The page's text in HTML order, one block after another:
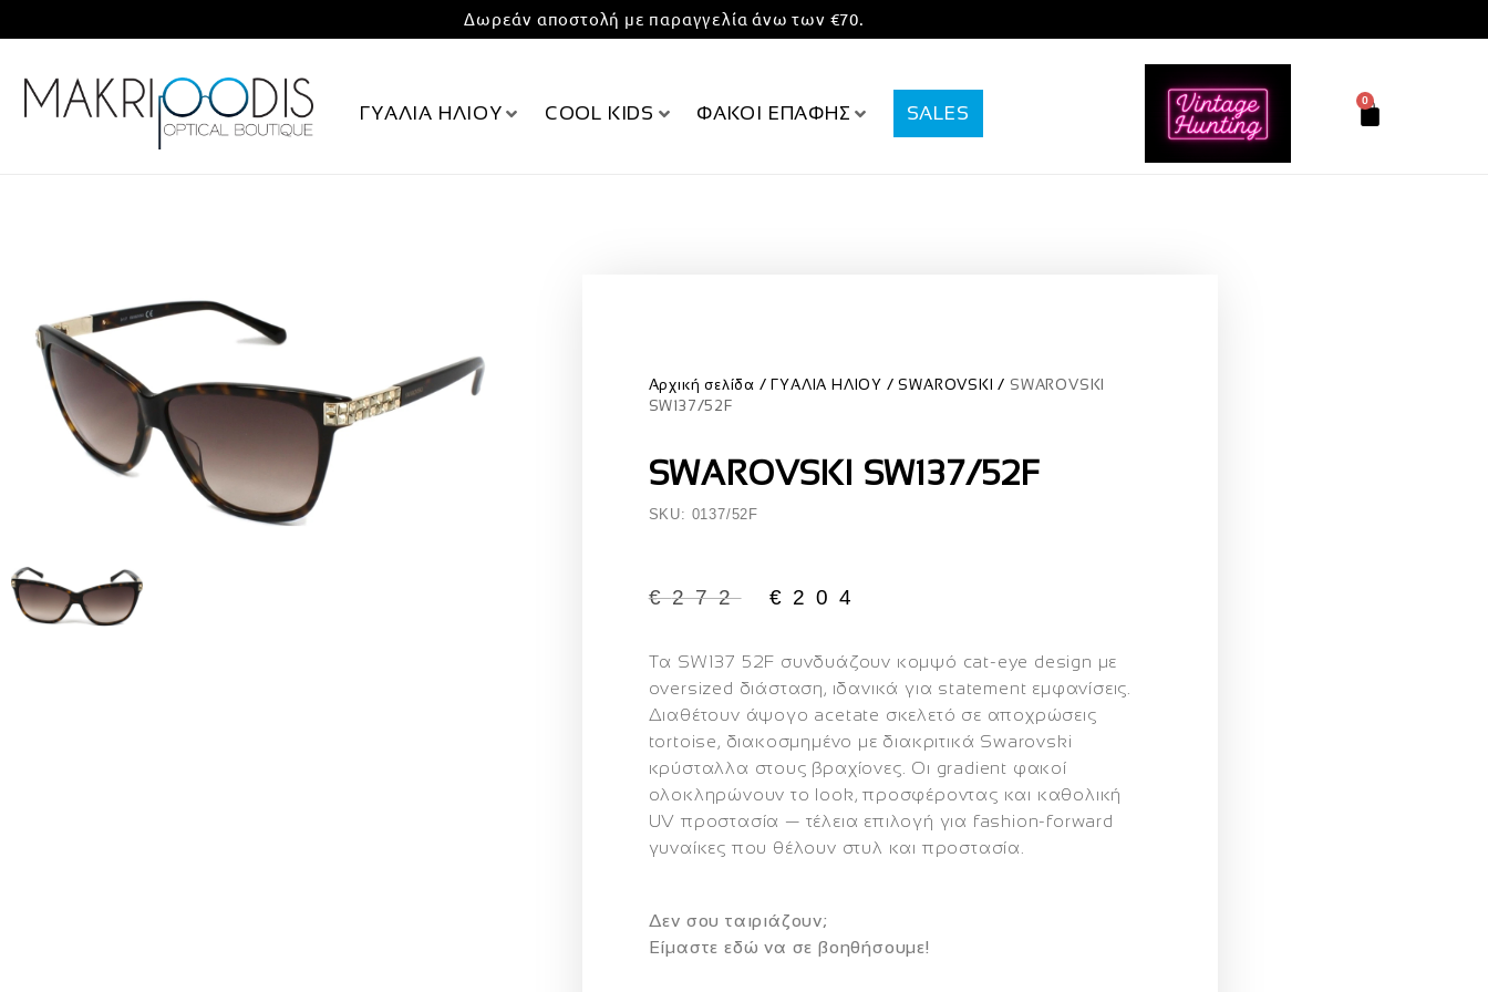
Δωρεάν αποστολή με παραγγελία άνω των €70.
ΓΥΑΛΙΑ ΗΛΙΟΥ COOL KIDS ΦΑΚΟΙ ΕΠΑΦΗΣ SALES
0
Αρχική σελίδα ΓΥΑΛΙΑ ΗΛΙΟΥ SWAROVSKI
SWAROVSKI
SW137/52F
SWAROVSKI SW137/52F
SKU: 0137/52F
€272 € 204
Τα SW137 52F συνδυάζουν κομψό cat‑eye design με
oversized διάσταση, ιδανικά για statement εμφανίσεις.
Διαθέτουν άψογο acetate σκελετό σε αποχρώσεις
tortoise, διακοσμημένο με διακριτικά Swarovski
κρύσταλλα στους βραχίονες . Οι gradient φακοί
ολοκληρώνουν το look, προσφέροντας και καθολική
UV προστασία — τέλεια επιλογή για fashion-forward
γυναίκες που θέλουν στυλ και προστασία.
Δεν σου ταιριάζουν;
Eίμαστε εδώ να σε βοηθήσουμε!